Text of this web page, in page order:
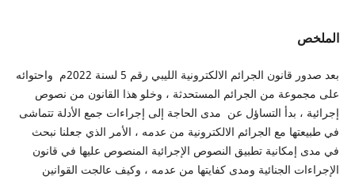
الملخص
بعد صدور قانون الجرائم الالكترونية الليبي رقم 5 لسنة 2022م واحتوائه
على مجموعة من الجرائم المستحدثة ، وخلو هذا القانون من نصوص
إجرائية ، بدأ التساؤل عن مدى الحاجة إلى إجراءات جمع الأدلة تتماشى
في طبيعتها مع الجرائم الالكترونية من عدمه ، الأمر الذي جعلنا نبحث
في مدى إمكانية تطبيق النصوص الإجرائية المنصوص عليها في قانون
الإجراءات الجنائية ومدى كفايتها من عدمه ، وكيف عالجت القوانين